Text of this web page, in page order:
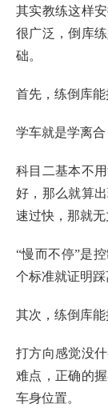
其实教练这样
很广泛，倒库
础。
首先，练倒库
学车就是学离合
科目二基本不
好，那么就算
速过快，那就无
“慢而不停”是
个标准就证明踩
其次，练倒库
打方向感觉没
难点，正确的
车身位置。